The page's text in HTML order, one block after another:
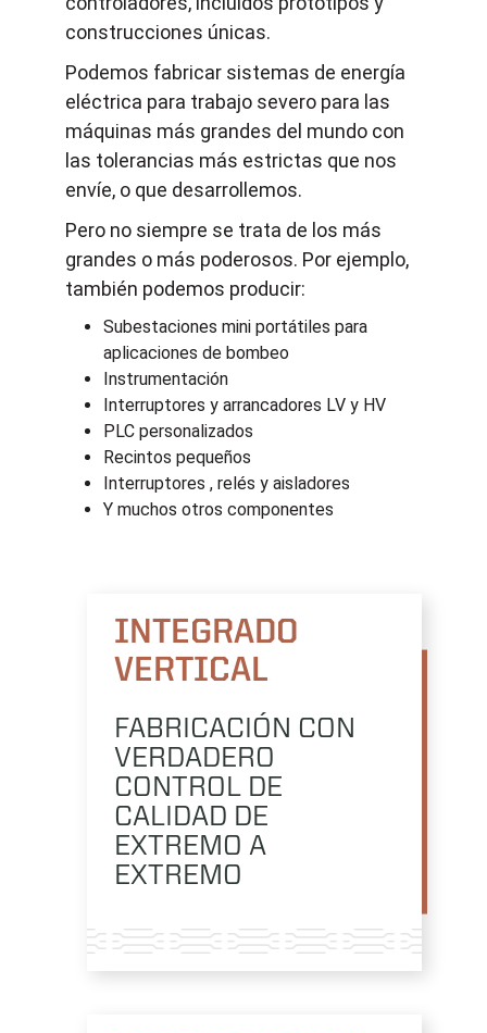
construcciones únicas.
Podemos fabricar sistemas de energía
eléctrica para trabajo severo para las
máquinas más grandes del mundo con
las tolerancias más estrictas que nos
envíe, o que desarrollemos.
Pero no siempre se trata de los más
grandes o más poderosos. Por ejemplo,
también podemos producir:
Subestaciones mini portátiles para
aplicaciones de bombeo
Instrumentación
Interruptores y arrancadores LV y HV
PLC personalizados
Recintos pequeños
Interruptores , relés y aisladores
Y muchos otros componentes
INTEGRADO
VERTICAL
FABRICACIÓN CON
VERDADERO
CONTROL DE
CALIDAD DE
EXTREMO A
EXTREMO